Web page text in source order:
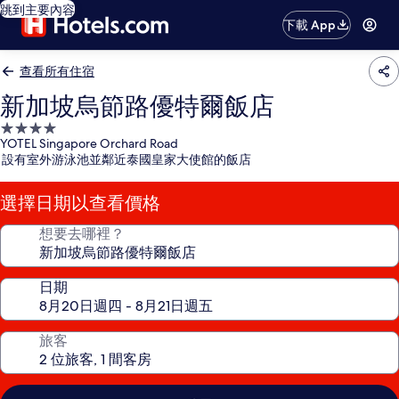
跳到主要內容
下載 App
查看所有住宿
新加坡烏節路優特爾飯店
4.0
星
級
住
宿
YOTEL Singapore Orchard Road
設有室外游泳池並鄰近泰國皇家大使館的飯店
選擇日期以查看價格
想要去哪裡？
日期
旅客